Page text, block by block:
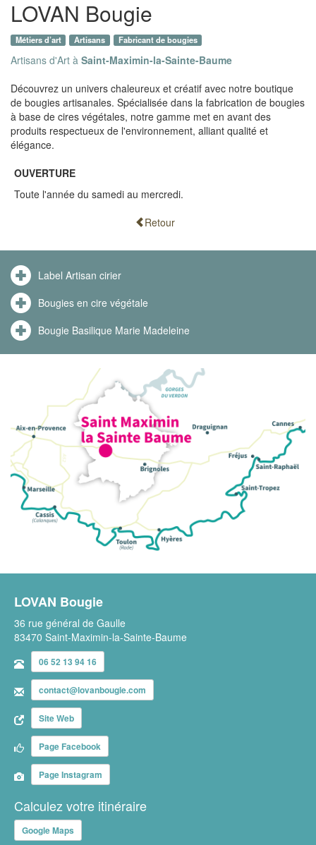
LOVAN Bougie
Métiers d’art Artisans Fabricant de bougies
Artisans d'Art à Saint-Maximin-la-Sainte-Baume
Découvrez un univers chaleureux et créatif avec notre boutique
de bougies artisanales. Spécialisée dans la fabrication de bougies
à base de cires végétales, notre gamme met en avant des
produits respectueux de l'environnement, alliant qualité et
élégance.
OUVERTURE
Toute l'année du samedi au mercredi.
Retour
Label Artisan cirier
Bougies en cire végétale
Bougie Basilique Marie Madeleine
LOVAN Bougie
36 rue général de Gaulle
83470 Saint-Maximin-la-Sainte-Baume
06 52 13 94 16
contact@lovanbougie.com
Site Web
Page Facebook
Page Instagram
Calculez votre itinéraire
Google Maps